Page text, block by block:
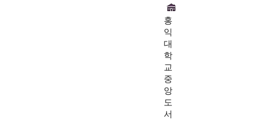
홍
익
대
학
교
중
앙
도
서